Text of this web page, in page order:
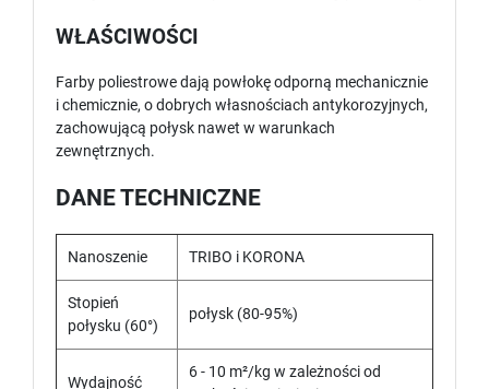
WŁAŚCIWOŚCI
Farby poliestrowe dają powłokę odporną mechanicznie
i chemicznie, o dobrych własnościach antykorozyjnych,
zachowującą połysk nawet w warunkach
zewnętrznych.
DANE TECHNICZNE
Nanoszenie TRIBO i KORONA
Stopień
połysku (60°)
połysk (80-95%)
Wydajność
6 - 10 m²/kg w zależności od